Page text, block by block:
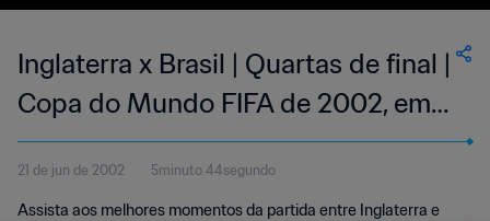
Inglaterra x Brasil | Quartas de final |
Copa do Mundo FIFA de 2002, em
Japão e Coreia | Melhores
Momentos
21 de jun de 2002 5minuto 44segundo
Assista aos melhores momentos da partida entre Inglaterra e